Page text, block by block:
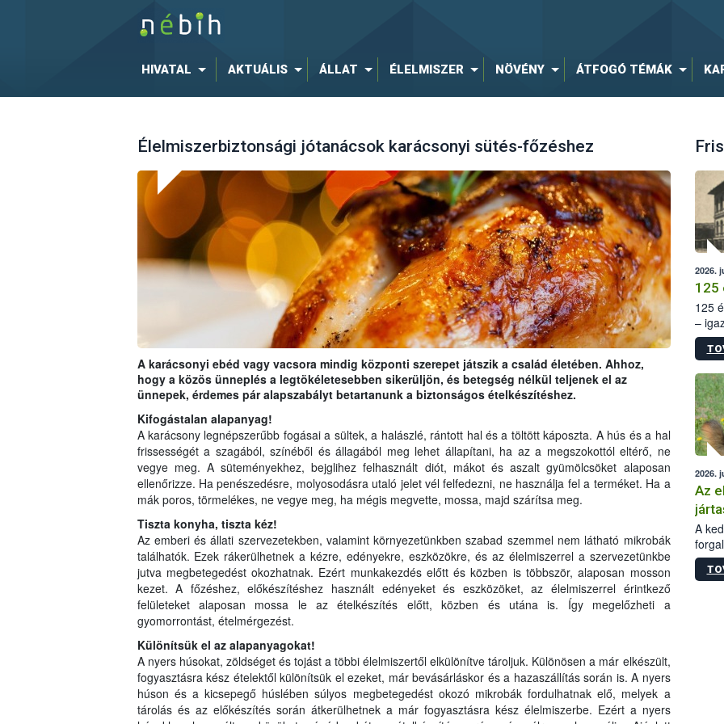
HIVATAL AKTUÁLIS ÁLLAT ÉLELMISZER NÖVÉNY ÁTFOGÓ TÉMÁK
Élelmiszerbiztonsági jótanácsok karácsonyi sütés-főzéshez
A karácsonyi ebéd vagy vacsora mindig központi szerepet játszik a család életében. Ahhoz,
hogy a közös ünneplés a legtökéletesebben sikerüljön, és betegség nélkül teljenek el az
ünnepek, érdemes pár alapszabályt betartanunk a biztonságos ételkészítéshez.
Kifogástalan alapanyag!
A karácsony legnépszerűbb fogásai a sültek, a halászlé, rántott hal és a töltött káposzta. A hús és a hal
frissességét a szagából, színéből és állagából meg lehet állapítani, ha az a megszokottól eltérő, ne
vegye meg. A süteményekhez, bejglihez felhasznált diót, mákot és aszalt gyümölcsöket alaposan
ellenőrizze. Ha penészedésre, molyosodásra utaló jelet vél felfedezni, ne használja fel a terméket. Ha a
mák poros, törmelékes, ne vegye meg, ha mégis megvette, mossa, majd szárítsa meg.
Tiszta konyha, tiszta kéz!
Az emberi és állati szervezetekben, valamint környezetünkben szabad szemmel nem látható mikrobák
találhatók. Ezek rákerülhetnek a kézre, edényekre, eszközökre, és az élelmiszerrel a szervezetünkbe
jutva megbetegedést okozhatnak. Ezért munkakezdés előtt és közben is többször, alaposan mosson
kezet. A főzéshez, előkészítéshez használt edényeket és eszközöket, az élelmiszerrel érintkező
felületeket alaposan mossa le az ételkészítés előtt, közben és utána is. Így megelőzheti a
gyomorrontást, ételmérgezést.
Különítsük el az alapanyagokat!
A nyers húsokat, zöldséget és tojást a többi élelmiszertől elkülönítve tároljuk. Különösen a már elkészült,
fogyasztásra kész ételektől különítsük el ezeket, már bevásárláskor és a hazaszállítás során is. A nyers
húson és a kicsepegő húslében súlyos megbetegedést okozó mikrobák fordulhatnak elő, melyek a
tárolás és az előkészítés során átkerülhetnek a már fogyasztásra kész élelmiszerbe. Ezért a nyers
2026.
125
125
–
15.
2026.
Az
A